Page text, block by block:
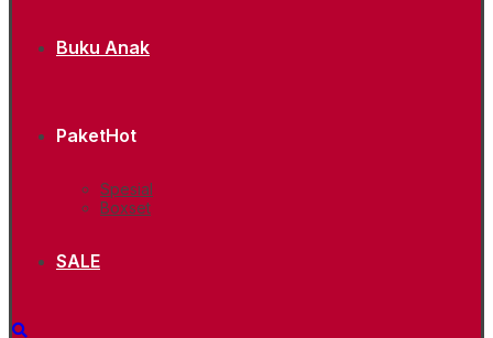
Buku Anak
PaketHot
Spesial
Boxset
SALE